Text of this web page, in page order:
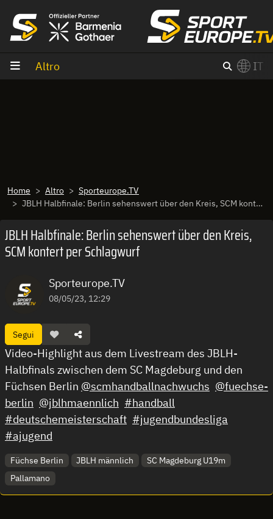
Altro IT
Home Altro
Sporteurope.TV
JBLH Halbfinale: Berlin sehenswert über den Kreis, SCM kontert per Schlagwurf
JBLH Halbfinale: Berlin sehenswert über den Kreis,
SCM kontert per Schlagwurf
Sporteurope.TV
08/05/23, 12:29
Segui
Video-Highlight aus dem Livestream des JBLH-
Halbfinals zwischen dem SC Magdeburg und den
Füchsen Berlin @scmhandballnachwuchs @fuechse-
berlin @jblhmaennlich #handball
#deutschemeisterschaft #jugendbundesliga
#ajugend
Füchse Berlin JBLH männlich
SC Magdeburg U19m
Pallamano